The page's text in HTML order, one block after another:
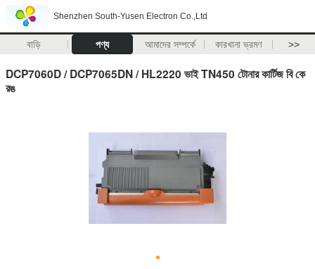
Shenzhen South-Yusen Electron Co.,Ltd
বাড়ি পণ্য আমাদের সম্পর্কে কারখানা ভ্রমণ >>
DCP7060D / DCP7065DN / HL2220 ভাই TN450 টোনার কার্টিজ বি কে
রঙ